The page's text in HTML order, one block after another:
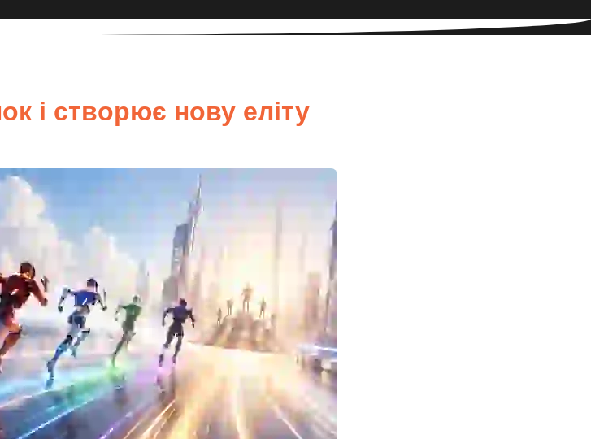
і створює нову еліту